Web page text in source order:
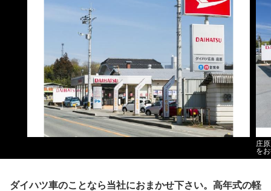
庄
を
ダイハツ車のことなら当社におまかせ下さい。高年式の軽